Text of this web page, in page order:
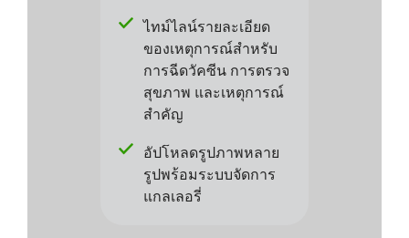
ไทม์ไลน์รายละเอียด
ของเหตุการณ์สำหรับ
การฉีดวัคซีน การตรวจ
สุขภาพ และเหตุการณ์
สำคัญ
อัปโหลดรูปภาพหลาย
รูปพร้อมระบบจัดการ
แกลเลอรี่